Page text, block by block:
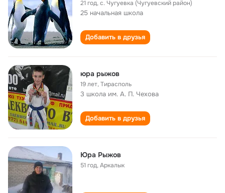
21 год,с. Чугуевка (Чугуевский район)
25 начальная школа
Добавить в друзья
юра рыжов
19 лет,Тирасполь
3 школа им. А. П. Чехова
Добавить в друзья
Юра Рыжов
51 год,Аркалык